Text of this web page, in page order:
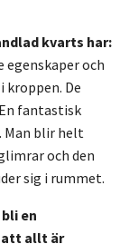
kvarts har:
egenskaper och
De
fantastisk
Man blir helt
och den
sig i rummet.
en
att allt är